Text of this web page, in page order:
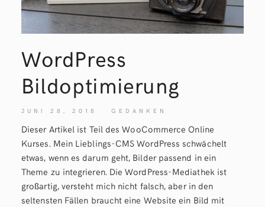
WordPress
Bildoptimierung
JUNI 28, 2018 GEDANKEN
Dieser Artikel ist Teil des WooCommerce Online
Kurses. Mein Lieblings-CMS WordPress schwächelt
etwas, wenn es darum geht, Bilder passend in ein
Theme zu integrieren. Die WordPress-Mediathek ist
großartig, versteht mich nicht falsch, aber in den
seltensten Fällen braucht eine Website ein Bild mit